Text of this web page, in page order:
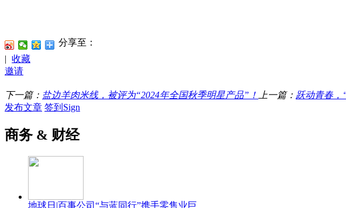
分享至：
| 收藏
邀请
下一篇： 盐边羊肉米线，被评为“2024年全国秋季明星产品”！ 上一篇： 跃动青春，
发布文章 签到Sign
商务 & 财经
地球日|百事公司“与蓝同行”携手零售业巨